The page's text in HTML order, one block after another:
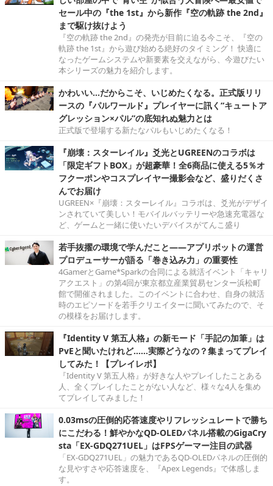
セール中の『the 1st』から新作『空の軌跡 the 2nd』
まで駆け抜けよう
『空の軌跡 the 2nd』の発売が目前に迫る今こそ、『空の
軌跡 the 1st』から遊び始める絶好のタイミング！ 快適に
なったゲームシステムや新要素を交えながら、今遊びたい
本シリーズの魅力を紹介します。
かわいい…だからこそ、いじめたくなる。正式版リリ
ースの『パルワールド』プレイヤーに訊く“キュートア
グレッション×パル”の底知れぬ魅力とは
正式版で登場する新たなパルもいじめたくなる！
『崩壊：スターレイル』爻光とUGREENのコラボは
「限定ギフトBOX」が超豪華！全6商品に使える5％オ
フクーポンやコスプレイヤー撮影会など、盛りだくさ
んでお届け
UGREEN×『崩壊：スターレイル』コラボは、爻光がデザイ
ンされていて美しい！モバイルバッテリーや急速充電器な
ど、ゲームと一緒に使いたいデバイスがてんこ盛り
若手抜擢の環境で学んだこと――アプリボットの運営
プロデューサーが語る「巻き込み力」の重要性
4GamerとGame*Sparkの合同による就活イベント「キャリ
アクエスト」の第4回が東京都立産業貿易センター浜松町
館で開催されました。このイベントに合わせ、自身の就活
時のエピソードを若手クリエイターに聞いてみたので、そ
の模様をお届けします。
『Identity V 第五人格』の新モード「手記の加筆」は
PvEと聞いたけれど……実際どうなの？集まってプレイ
してみた！【プレイレポ】
『Identity V 第五人格』が好きな人やプレイしたことある
人、全くプレイしたことがない人など、様々な4人を集め
てプレイしてみました！
0.03msの圧倒的応答速度やリフレッシュレートで勝ち
にこだわる！鮮やかなQD-OLEDパネル搭載のGigaCry
sta「EX-GDQ271UEL」はFPSゲーマー注目の武器
「EX-GDQ271UEL」の魅力であるQD-OLEDパネルの圧倒的
な見やすさや応答速度を、『Apex Legends』で体感しま
す。